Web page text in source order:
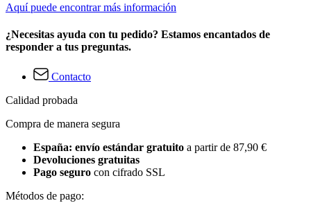
Aquí puede encontrar más información
¿Necesitas ayuda con tu pedido? Estamos encantados de
responder a tus preguntas.
Contacto
Calidad probada
Compra de manera segura
España: envío estándar gratuito a partir de 87,90 €
Devoluciones gratuitas
Pago seguro con cifrado SSL
Métodos de pago: